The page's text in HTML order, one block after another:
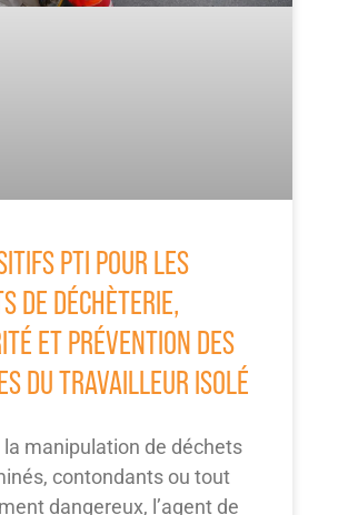
PTI POUR LES
DE DÉCHÈTERIE,
ET PRÉVENTION DES
DU TRAVAILLEUR ISOLÉ
la manipulation de déchets
contondants ou tout
dangereux, l’agent de